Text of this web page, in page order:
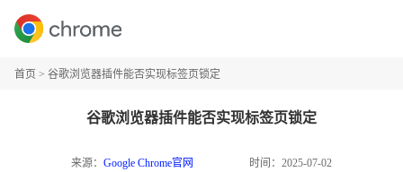
首页 > 谷歌浏览器插件能否实现标签页锁定
谷歌浏览器插件能否实现标签页锁定
来源： Google Chrome官网 时间：2025-07-02